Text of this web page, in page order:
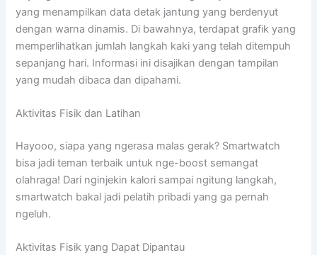
yang menampilkan data detak jantung yang berdenyut
dengan warna dinamis. Di bawahnya, terdapat grafik yang
memperlihatkan jumlah langkah kaki yang telah ditempuh
sepanjang hari. Informasi ini disajikan dengan tampilan
yang mudah dibaca dan dipahami.
Aktivitas Fisik dan Latihan
Hayooo, siapa yang ngerasa malas gerak? Smartwatch
bisa jadi teman terbaik untuk nge-boost semangat
olahraga! Dari nginjekin kalori sampai ngitung langkah,
smartwatch bakal jadi pelatih pribadi yang ga pernah
ngeluh.
Aktivitas Fisik yang Dapat Dipantau